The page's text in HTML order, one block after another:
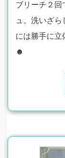
ブリーチ２回
ュ。洗いざ
には勝手に立
☻